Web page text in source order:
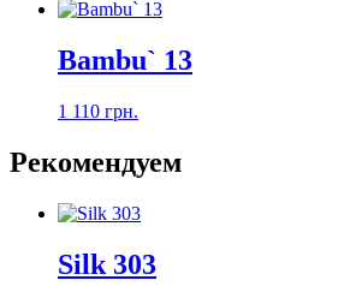
Bambu` 13
1 110 грн.
Рекомендуем
Silk 303